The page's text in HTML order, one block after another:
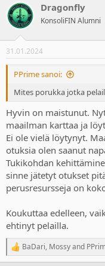
Dragonfly
KonsoliFIN Alumni
31.01.2024
PPrime sanoi:
Mites porukka jotka
Hyvin on maistunut.
maailman karttaa ja
Ei ole vielä löytynyt.
otuksia olen saanut
Tukikohdan
sinne jätetyt otukset
perusresursseja on
Koukuttaa edelleen,
ehtinyt pelailla.
R
e
BaDari, Mossyand